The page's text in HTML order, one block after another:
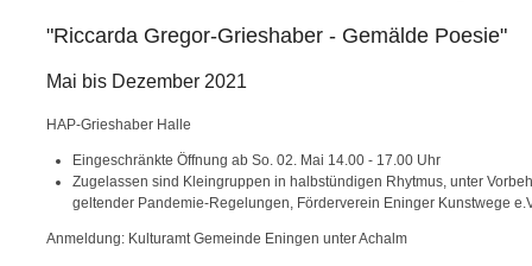
"Riccarda Gregor-Grieshaber - Gemälde Poesie"
Mai bis Dezember 2021
HAP-Grieshaber Halle
Eingeschränkte Öffnung ab So. 02. Mai 14.00 - 17.00 Uhr
Zugelassen sind Kleingruppen in halbstündigen Rhytmus, unter
geltender Pandemie-Regelungen, Förderverein Eninger Kunstwege
Anmeldung: Kulturamt Gemeinde Eningen unter Achalm